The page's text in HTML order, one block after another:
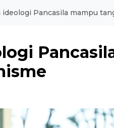
ideologi Pancasila mampu